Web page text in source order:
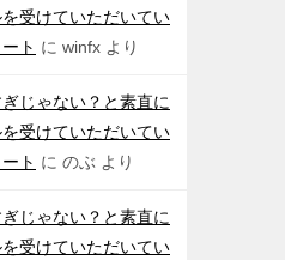
受けていただいてい
ト に winfx より
じゃない？と素直に
受けていただいてい
ト に のぶ より
じゃない？と素直に
受けていただいてい